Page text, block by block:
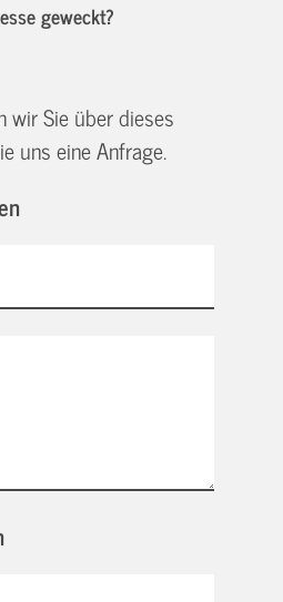
geweckt?
wir Sie über dieses
uns eine Anfrage.